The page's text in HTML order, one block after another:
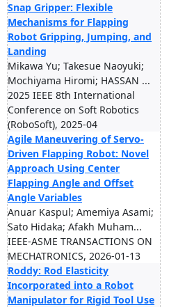
Snap Gripper: Flexible
Mechanisms for Flapping
Robot Gripping, Jumping, and
Landing
Mikawa Yu; Takesue Naoyuki;
Mochiyama Hiromi; HASSAN ...
2025 IEEE 8th International
Conference on Soft Robotics
(RoboSoft), 2025-04
Agile Maneuvering of Servo-
Driven Flapping Robot: Novel
Approach Using Center
Flapping Angle and Offset
Angle Variables
Anuar Kaspul; Amemiya Asami;
Sato Hidaka; Afakh Muham...
IEEE-ASME TRANSACTIONS ON
MECHATRONICS, 2026-01-13
Roddy: Rod Elasticity
Incorporated into a Robot
Manipulator for Rigid Tool Use